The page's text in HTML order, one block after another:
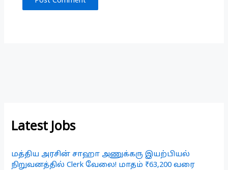
Latest Jobs
மத்திய அரசின் சாஹா அணுக்கரு இயற்பியல்
நிறுவனத்தில் Clerk வேலை! மாதம் ₹63,200 வரை